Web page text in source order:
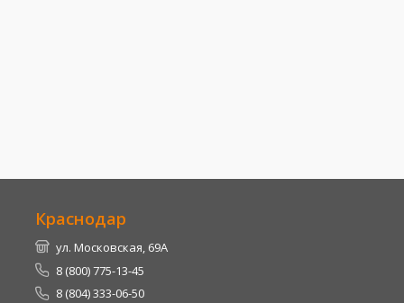
Краснодар
ул. Московская, 69А
8 (800) 775-13-45
8 (804) 333-06-50